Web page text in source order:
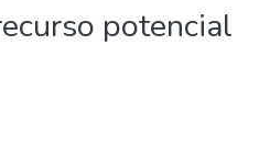
potencial